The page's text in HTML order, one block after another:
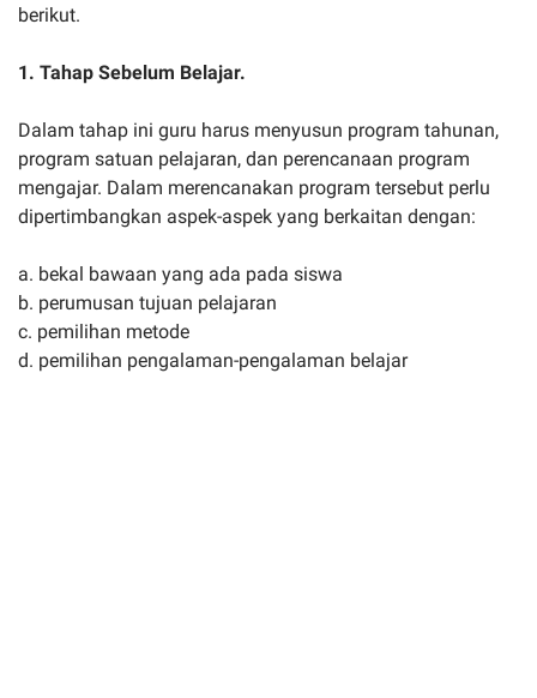
berikut.
1. Tahap Sebelum Belajar.
Dalam tahap ini guru harus menyusun program tahunan,
program satuan pelajaran, dan perencanaan program
mengajar. Dalam merencanakan program tersebut perlu
dipertimbangkan aspek-aspek yang berkaitan dengan:
a. bekal bawaan yang ada pada siswa
b. perumusan tujuan pelajaran
c. pemilihan metode
d. pemilihan pengalaman-pengalaman belajar